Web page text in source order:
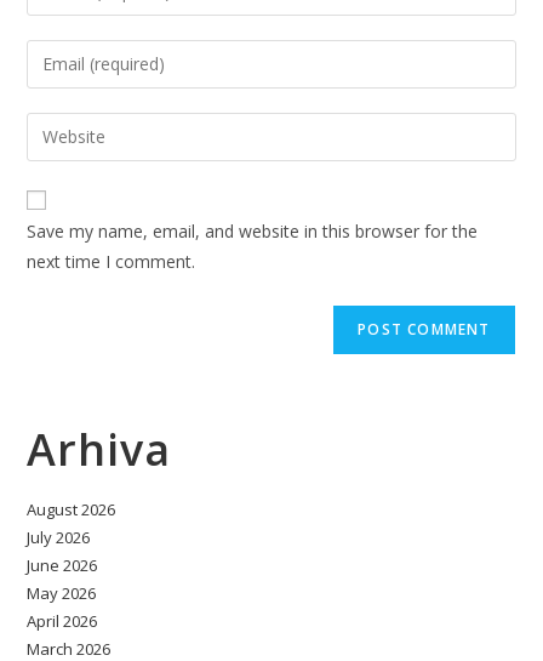
your
name
to
comment
Enter
your
email
address
comment
Enter
your
website
URL
(optional)
Save my name, email, and website in this browser for the
next time I comment.
Arhiva
August 2026
July 2026
June 2026
May 2026
April 2026
March 2026